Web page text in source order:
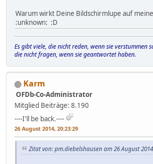
Warum wirkt Deine Bildschirmlupe auf
:unknown: :D
Es gibt viele, die nicht reden, wenn sie verstummen
die nicht fragen, wenn sie geantwortet haben.
Karm
OFDb-Co-Administrator
Mitglied Beiträge: 8.190
----I'll be back.----
26 August 2014, 20:23:29
Zitat von: pm.diebelshausen am 26 August